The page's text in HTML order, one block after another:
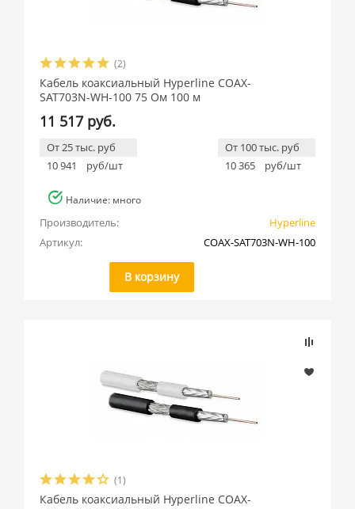
(2)
Кабель коаксиальный Hyperline COAX-
SAT703N-WH-100 75 Ом 100 м
11 517 руб.
От 25 тыс. руб
10 941
руб/шт
От 100 тыс. руб
10 365
руб/шт
Наличие: много
Производитель:
Hyperline
Артикул:
COAX-SAT703N-WH-100
В корзину
(1)
Кабель коаксиальный Hyperline COAX-